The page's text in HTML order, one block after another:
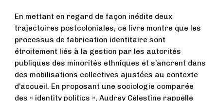
En mettant en regard de façon inédite deux
trajectoires postcoloniales, ce livre montre que les
processus de fabrication identitaire sont
étroitement liés à la gestion par les autorités
publiques des minorités ethniques et s’ancrent dans
des mobilisations collectives ajustées au contexte
d’accueil. En proposant une sociologie comparée
des « identity politics », Audrey Célestine rappelle